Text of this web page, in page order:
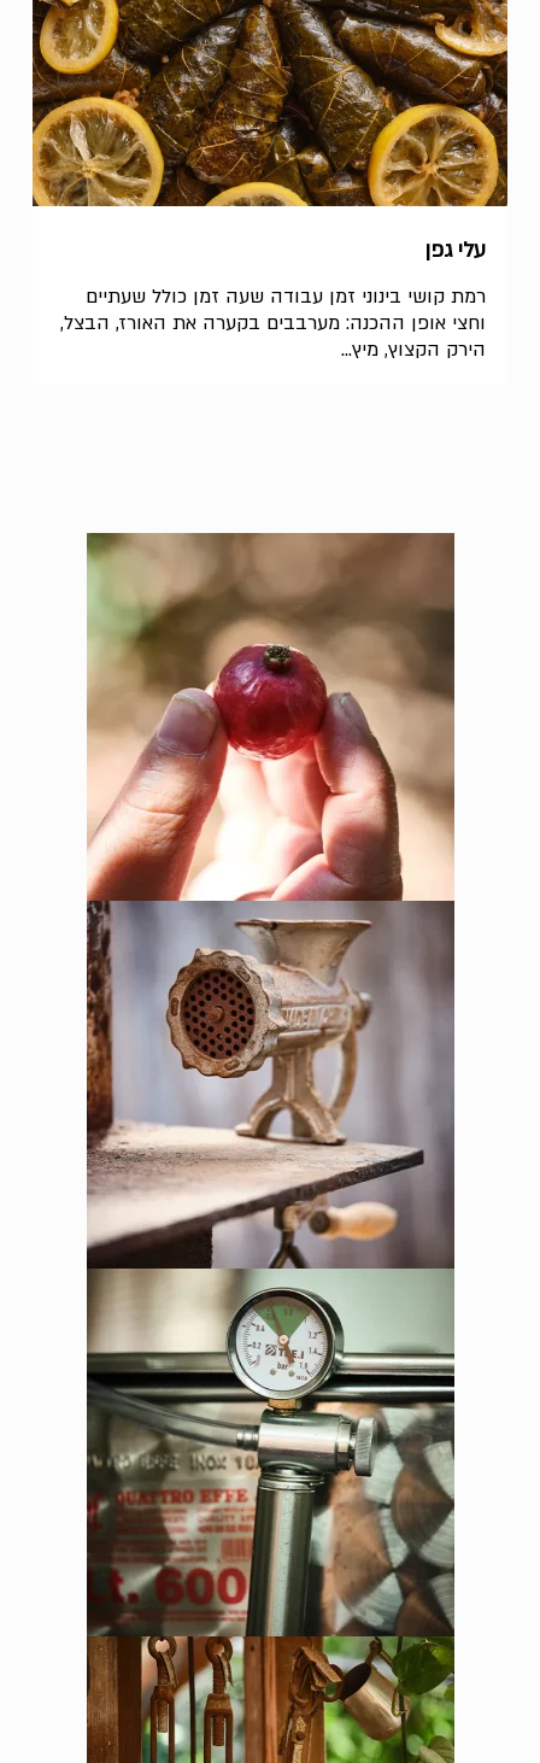
עלי גפן
רמת קושי בינוני זמן עבודה שעה זמן כולל שעתיים
וחצי אופן ההכנה: מערבבים בקערה את האורז, הבצל,
הירק הקצוץ, מיץ...